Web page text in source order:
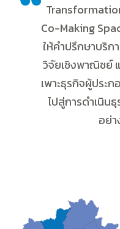
Co-Making
ให้คำปรึกษาบริก
วิจัยเชิงพาณิชย์
เพาะธุรกิจผู้ประ
ไปสู่การดำเนิน
อย่